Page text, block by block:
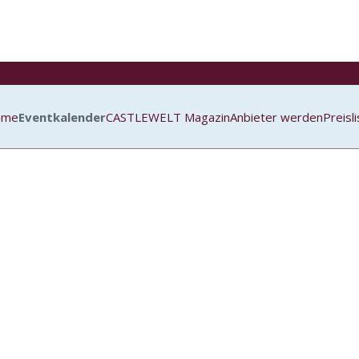
EventkalenderCASTLEWELT MagazinAnbieter werden